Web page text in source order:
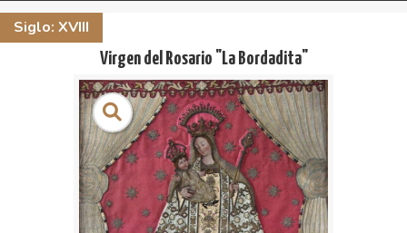
Siglo: XVIII
Virgen del Rosario "La Bordadita"